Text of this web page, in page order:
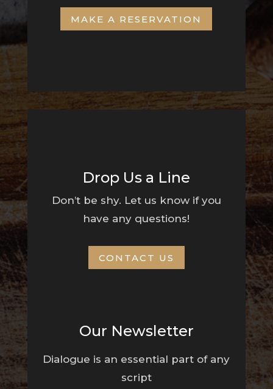
MAKE A RESERVATION
Drop Us a Line
Don’t be shy. Let us know if you
have any questions!
CONTACT US
Our Newsletter
Dialogue is an essential part of any
script